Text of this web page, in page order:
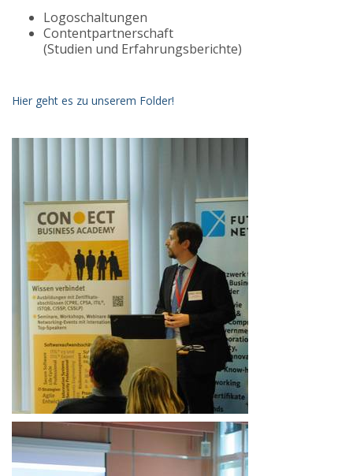
Logoschaltungen
Contentpartnerschaft
(Studien und Erfahrungsberichte)
Hier geht es zu unserem Folder!